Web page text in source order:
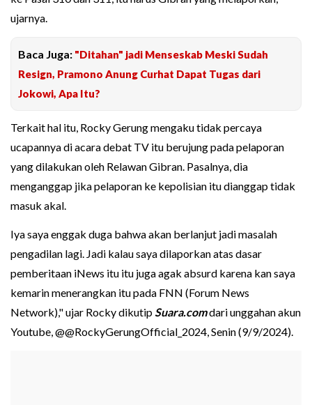
ujarnya.
Baca Juga: "Ditahan" jadi Menseskab Meski Sudah
Resign, Pramono Anung Curhat Dapat Tugas dari
Jokowi, Apa Itu?
Terkait hal itu, Rocky Gerung mengaku tidak percaya
ucapannya di acara debat TV itu berujung pada pelaporan
yang dilakukan oleh Relawan Gibran. Pasalnya, dia
menganggap jika pelaporan ke kepolisian itu dianggap tidak
masuk akal.
Iya saya enggak duga bahwa akan berlanjut jadi masalah
pengadilan lagi. Jadi kalau saya dilaporkan atas dasar
pemberitaan iNews itu itu juga agak absurd karena kan saya
kemarin menerangkan itu pada FNN (Forum News
Network)," ujar Rocky dikutip Suara.comdari unggahan akun
Youtube, @@RockyGerungOfficial_2024, Senin (9/9/2024).